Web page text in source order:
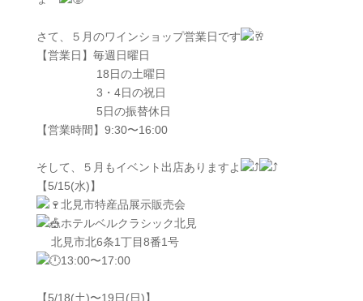
さて、５月のワインショップ営業日です
【営業日】毎週日曜日
18日の土曜日
3・4日の祝日
5日の振替休日
【営業時間】9:30〜16:00
そして、５月もイベント出店ありますよ
【5/15(水)】
北見市特産品展示販売会
ホテルベルクラシック北見
北見市北6条1丁目8番1号
13:00〜17:00
【5/18(土)〜19日(日)】